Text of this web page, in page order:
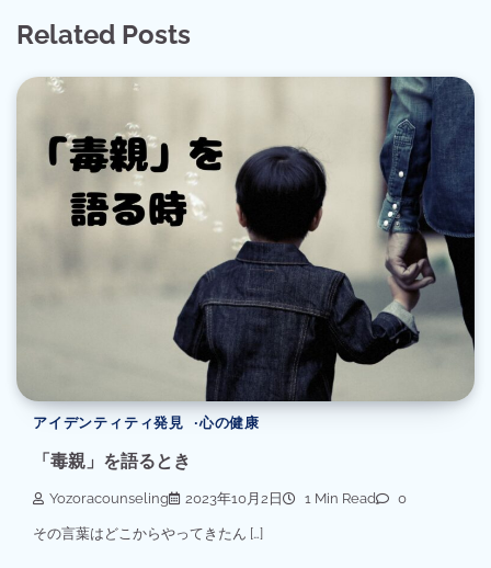
Related Posts
アイデンティティ発見 心の健康
「毒親」を語るとき
Yozoracounseling 2023年10月2日 1 Min Read 0
その言葉はどこからやってきたん […]